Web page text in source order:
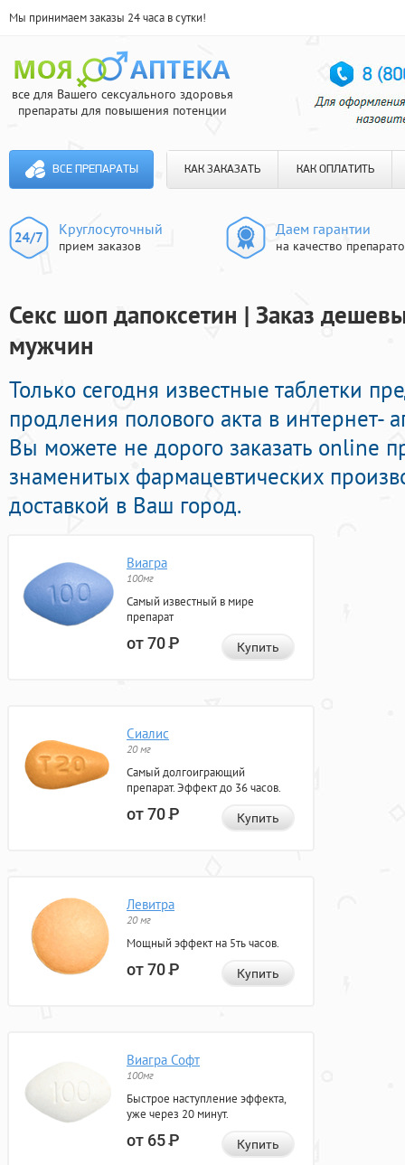
Мы принимаем заказы 24 часа в сутки!
все для Вашего сексуального здоровья
препараты для повышения потенции
ВСЕ ПРЕПАРАТЫ КАК ЗАКАЗАТЬ КАК ОПЛАТИТЬ
Круглосуточный
прием заказов
Даем гарантии
на качество
Секс шоп дапоксетин | Заказ
мужчин
Только сегодня известные таблетки
продления полового акта в интернет-
Вы можете не дорого заказать online
знаменитых фармацевтических
доставкой в Ваш город.
Виагра
100мг
Самый известный в мире
препарат
от 70Р Купить
Сиалис
20 мг
Самый долгоиграющий
препарат. Эффект до 36 часов.
от 70Р Купить
Левитра
20 мг
Мощный эффект на 5ть часов.
от 70Р Купить
Виагра Софт
100мг
Быстрое наступление эффекта,
уже через 20 минут.
от 65Р Купить